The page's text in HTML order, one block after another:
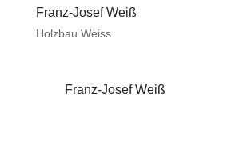
Franz-Josef Weiß
Holzbau Weiss
Franz-Josef Weiß